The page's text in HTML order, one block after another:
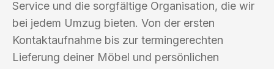
Service und die sorgfältige Organisation, die wir
bei jedem Umzug bieten. Von der ersten
Kontaktaufnahme bis zur termingerechten
Lieferung deiner Möbel und persönlichen